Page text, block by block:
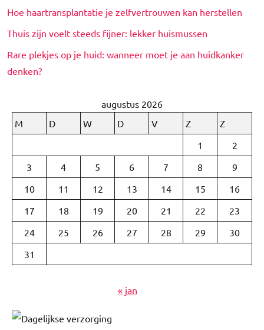
Hoe haartransplantatie je zelfvertrouwen kan herstellen
Thuis zijn voelt steeds fijner: lekker huismussen
Rare plekjes op je huid: wanneer moet je aan huidkanker
denken?
augustus 2026
M
D W D V Z
Z
1
2
3
4 5 6 7 8
9
10
11 12 13 14 15
16
17
18 19 20 21 22
23
24
25 26 27 28 29
30
31
« jan